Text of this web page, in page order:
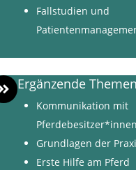
Fallstudien und
Ergänzende
Kommunikation mit
Pferdebesitzer*innen
Grundlagen der
Erste Hilfe am Pferd